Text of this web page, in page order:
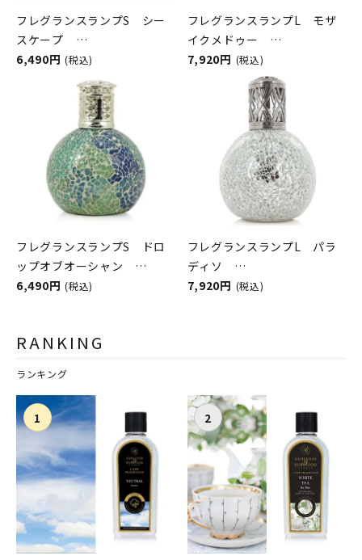
フレグランスランプS シー
スケープ
ASHLEIGH&BURWOOD（ア
シュレイアンドバーウッド）
6,490円 (税込)
フレグランスランプL モザ
イクメドゥー
ASHLEIGH&BURWOOD（ア
シュレイアンドバーウッド）
7,920円 (税込)
フレグランスランプS ドロ
ップオブオーシャン
ASHLEIGH&BURWOOD（ア
6,490円 (税込)
フレグランスランプL パラ
ディソ
ASHLEIGH&BURWOOD（ア
7,920円 (税込)
RANKING
ランキング